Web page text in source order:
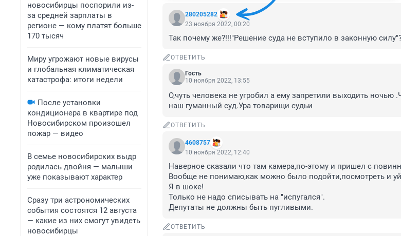
новосибирцы поспорили из-
за средней зарплаты в
регионе — кому платят больше
170 тысяч
Миру угрожают новые вирусы
и глобальная климатическая
катастрофа: итоги недели
После установки
кондиционера в квартире под
Новосибирском произошел
пожар — видео
В семье новосибирских выдр
родилась двойня — малыши
уже показывают характер
Сразу три астрономических
события состоятся 12 августа
— какие из них смогут увидеть
новосибирцы
280205282
23 ноября 2022, 00:20
Так почему же?!!!"Решение суда не вступило в законную
ОТВЕТИТЬ
Гость
10 ноября 2022, 13:55
О,чуть человека не угробил а ему запретили выходить ночью
наш гуманный суд.Ура товарищи судьи
ОТВЕТИТЬ
4608757
10 ноября 2022, 12:40
Наверное сказали что там камера,по-этому и пришел с
Вообще не понимаю,как можно было подойти,посмотреть и
Я в шоке!
Только не надо списывать на "испугался".
Депутаты не должны быть пугливыми.
ОТВЕТИТЬ